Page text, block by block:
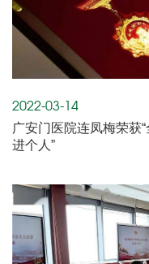
2022-03-14
广安门医院连凤梅荣获
进个人”